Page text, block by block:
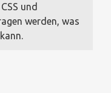
und
werden, was